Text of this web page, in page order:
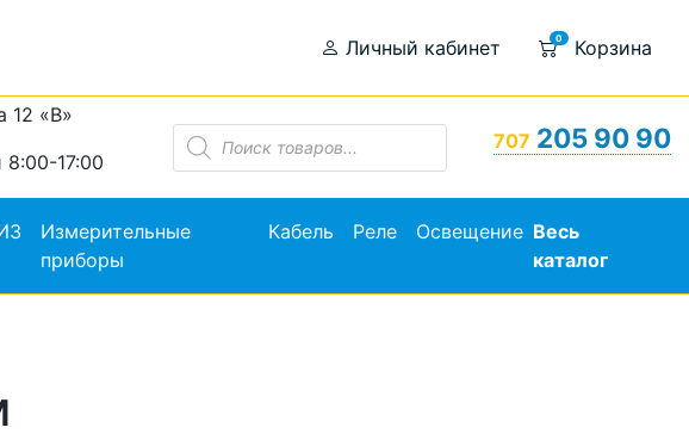
Личный кабинет 0 Корзина
12 «В»
17:00
Поиск
товаров
707 205 90 90
Измерительные
приборы
Кабель Реле Освещение Весь
каталог